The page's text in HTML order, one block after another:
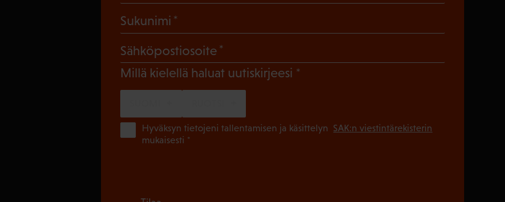
Sukunimi
Sähköpostiosoite
Millä kielellä haluat uutiskirjeesi (Pakollinen)
Hyväksyn tietojeni tallentamisen ja käsittelyn SAK:n viestintärekisterin
mukaisesti *